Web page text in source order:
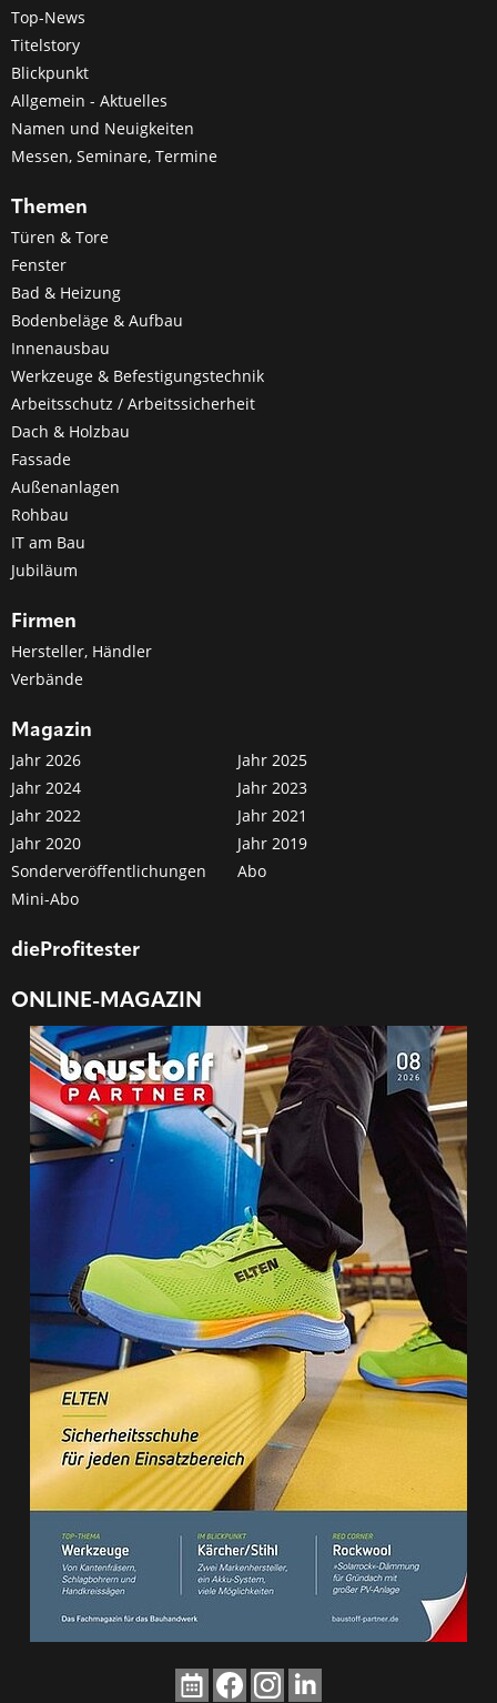
Top-News
Titelstory
Blickpunkt
Allgemein - Aktuelles
Namen und Neuigkeiten
Messen, Seminare, Termine
Themen
Türen & Tore
Fenster
Bad & Heizung
Bodenbeläge & Aufbau
Innenausbau
Werkzeuge & Befestigungstechnik
Arbeitsschutz / Arbeitssicherheit
Dach & Holzbau
Fassade
Außenanlagen
Rohbau
IT am Bau
Jubiläum
Firmen
Hersteller, Händler
Verbände
Magazin
Jahr 2026
Jahr 2025
Jahr 2024
Jahr 2023
Jahr 2022
Jahr 2021
Jahr 2020
Jahr 2019
Sonderveröffentlichungen
Abo
Mini-Abo
dieProfitester
ONLINE-MAGAZIN